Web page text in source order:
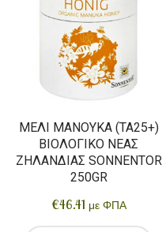
ΜΈΛΙ ΜΑΝΟΎΚΑ (TA25+)
ΒΙΟΛΟΓΙΚΌ ΝΈΑΣ
ΖΗΛΑΝΔΊΑΣ SONNENTOR
250GR
€46.41 με ΦΠΑ